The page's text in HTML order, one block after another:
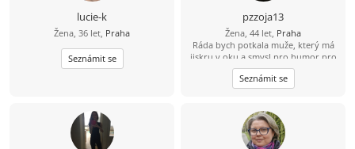
životě. Hledám vážný vztah založený
na upřímnosti a vzájemném
respektu. Pokud máš vyřešenou
minulost a chceš začít psát novou
kapitolu, budeme si rozumět.
lucie-k
Žena, 36 let, Praha
Seznámit se
pzzoja13
Žena, 44 let, Praha
Ráda bych potkala muže, který má
jiskru v oku a smysl pro humor pro
společné zítřky.
Seznámit se